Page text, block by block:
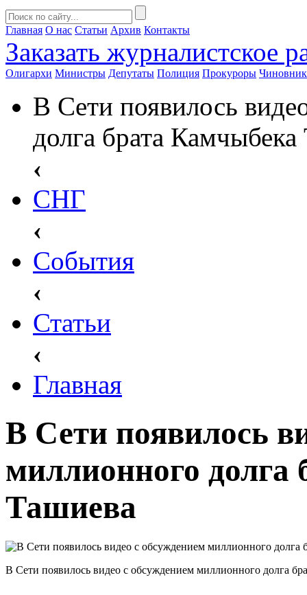
Главная О нас Статьи Архив Контакты
Заказать журналистское
Олигархи Министры Депутаты Полиция Прокуроры
В Сети появилось
долга брата
‹
СНГ
‹
События
‹
Статьи
‹
Главная
В Сети появилось
миллионного
Ташиева
В Сети появилось видео с обсуждением миллионного долга